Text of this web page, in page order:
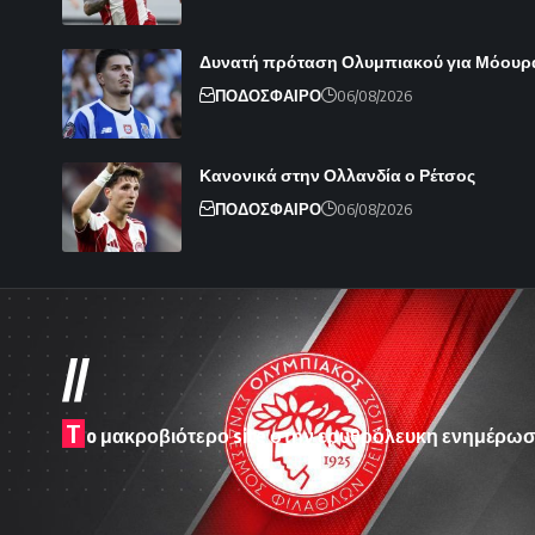
Δυνατή πρόταση Ολυμπιακού για
ΠΟΔΟΣΦΑΙΡΟ 06/08/2026
Κανονικά στην Ολλανδία ο Ρέτσος
ΠΟΔΟΣΦΑΙΡΟ 06/08/2026
//
T o μακροβιότερο site στην ερυθρόλευκη